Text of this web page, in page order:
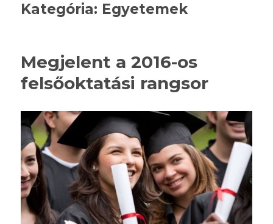
Kategória: Egyetemek
Megjelent a 2016-os
felsőoktatási rangsor